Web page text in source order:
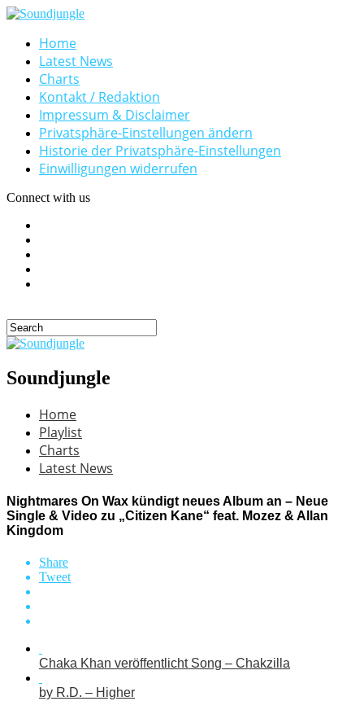
Home
Latest News
Charts
Kontakt / Redaktion
Impressum & Disclaimer
Privatsphäre-Einstellungen ändern
Historie der Privatsphäre-Einstellungen
Einwilligungen widerrufen
Connect with us
Soundjungle
Home
Playlist
Charts
Latest News
Nightmares On Wax kündigt neues Album an – Neue
Single & Video zu „Citizen Kane“ feat. Mozez & Allan
Kingdom
Share
Tweet
Chaka Khan veröffentlicht Song – Chakzilla
by R.D. – Higher